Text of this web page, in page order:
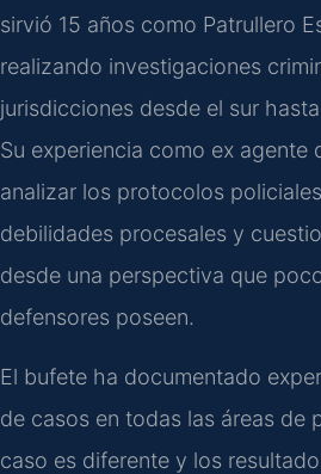
sirvió 15 años como Patrullero
realizando investigaciones
jurisdicciones desde el sur
Su experiencia como ex agente
analizar los protocolos
debilidades procesales y
desde una perspectiva que
defensores poseen.
El bufete ha documentado
de casos en todas las áreas de
caso es diferente y los